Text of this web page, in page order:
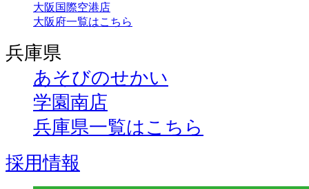
大阪国際空港店
大阪府一覧はこちら
兵庫県
あそびのせかい
学園南店
兵庫県一覧はこちら
採用情報